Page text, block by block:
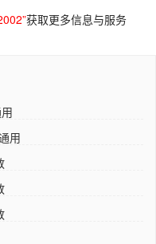
获取更多信息与服务
用